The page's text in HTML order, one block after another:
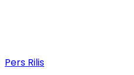
Pers Rilis